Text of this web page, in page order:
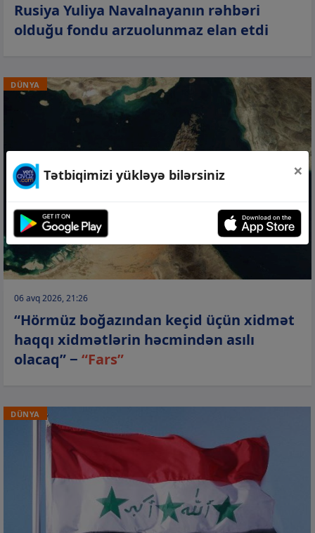
Rusiya Yuliya Navalnayanın rəhbəri
olduğu fondu arzuolunmaz elan etdi
DÜNYA
06 avq 2026, 21:26
“Hörmüz boğazından keçid üçün xidmət
haqqı xidmətlərin həcmindən asılı
olacaq” − “Fars”
DÜNYA
Tətbiqimizi yükləyə bilərsiniz ×